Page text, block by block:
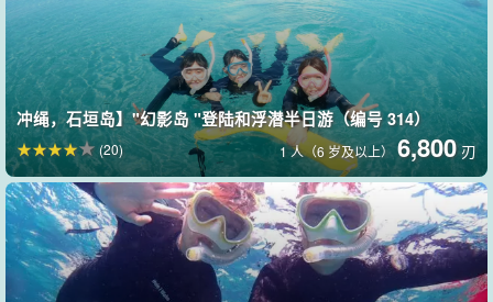
我们在媒体关系（包括杂志和电视）方面拥有丰富的经验，因此请
随时提出任何要求，例如想去您在电视上看到的那个地方！
冲绳，石垣岛】"幻影岛 "登陆和浮潜半日游（编号 314）
1 人（6 岁及以上） 6,800 刃
(20)